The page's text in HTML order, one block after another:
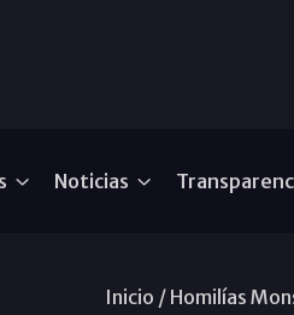
Noticias
Inicio / Homilías